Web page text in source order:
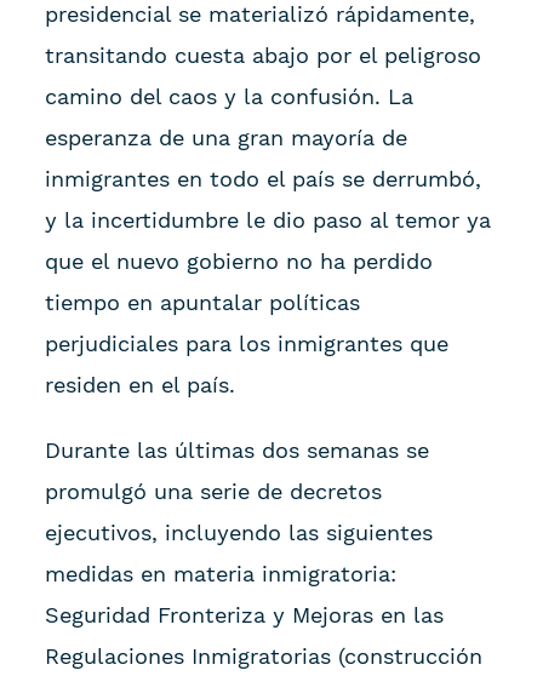
presidencial se materializó rápidamente,
transitando cuesta abajo por el peligroso
camino del caos y la confusión. La
esperanza de una gran mayoría de
inmigrantes en todo el país se derrumbó,
y la incertidumbre le dio paso al temor ya
que el nuevo gobierno no ha perdido
tiempo en apuntalar políticas
perjudiciales para los inmigrantes que
residen en el país.
Durante las últimas dos semanas se
promulgó una serie de decretos
ejecutivos, incluyendo las siguientes
medidas en materia inmigratoria:
Seguridad Fronteriza y Mejoras en las
Regulaciones Inmigratorias (construcción